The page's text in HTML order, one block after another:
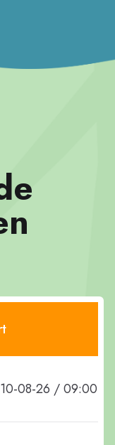
10-08-26 / 09:00